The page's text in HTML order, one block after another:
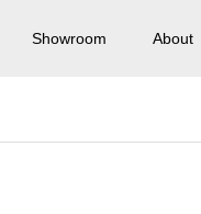
Showroom About